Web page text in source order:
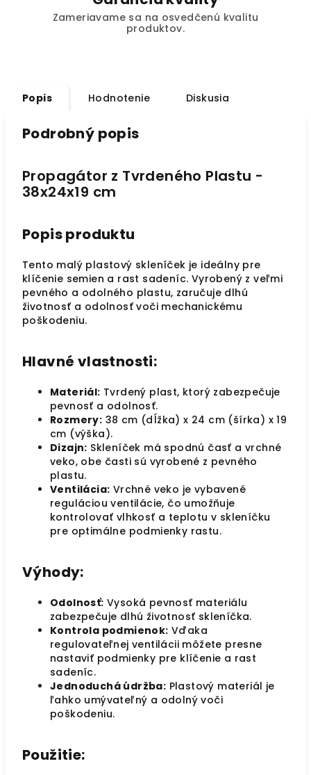
Zameriavame sa na osvedčenú kvalitu
produktov.
Popis Hodnotenie Diskusia
Podrobný popis
Propagátor z Tvrdeného Plastu -
38x24x19 cm
Popis produktu
Tento malý plastový skleníček je ideálny pre
klíčenie semien a rast sadeníc. Vyrobený z veľmi
pevného a odolného plastu, zaručuje dlhú
životnosť a odolnosť voči mechanickému
poškodeniu.
Hlavné vlastnosti:
Materiál: Tvrdený plast, ktorý zabezpečuje
pevnosť a odolnosť.
Rozmery: 38 cm (dĺžka) x 24 cm (šírka) x 19
cm (výška).
Dizajn: Skleníček má spodnú časť a vrchné
veko, obe časti sú vyrobené z pevného
plastu.
Ventilácia: Vrchné veko je vybavené
reguláciou ventilácie, čo umožňuje
kontrolovať vlhkosť a teplotu v skleníčku
pre optimálne podmienky rastu.
Výhody:
Odolnosť: Vysoká pevnosť materiálu
zabezpečuje dlhú životnosť skleníčka.
Kontrola podmienok: Vďaka
regulovateľnej ventilácii môžete presne
nastaviť podmienky pre klíčenie a rast
sadeníc.
Jednoduchá údržba: Plastový materiál je
ľahko umývateľný a odolný voči
poškodeniu.
Použitie: